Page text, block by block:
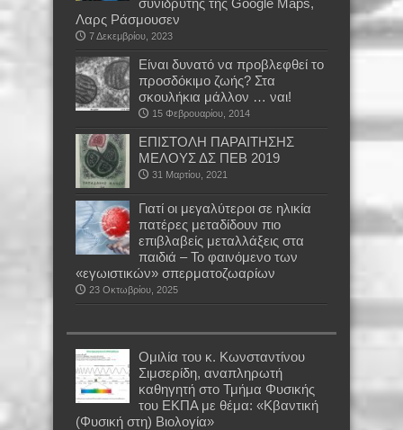
Λαρς Ράσμουσεν
7 Δεκεμβρίου, 2023
Είναι δυνατό να προβλεφθεί το
προσδόκιμο ζωής? Στα
σκουλήκια μάλλον … ναι!
15 Φεβρουαρίου, 2014
ΕΠΙΣΤΟΛΗ ΠΑΡΑΙΤΗΣΗΣ
ΜΕΛΟΥΣ ΔΣ ΠΕΒ 2019
31 Μαρτίου, 2021
Γιατί οι μεγαλύτεροι σε ηλικία
πατέρες μεταδίδουν πιο
επιβλαβείς μεταλλάξεις στα
παιδιά – Το φαινόμενο των
«εγωιστικών» σπερματοζωαρίων
23 Οκτωβρίου, 2025
Oμιλία του κ. Κωνσταντίνου
Σιμσερίδη, αναπληρωτή
καθηγητή στο Τμήμα Φυσικής
του ΕΚΠΑ με θέμα: «Κβαντική
(Φυσική στη) Βιολογία»